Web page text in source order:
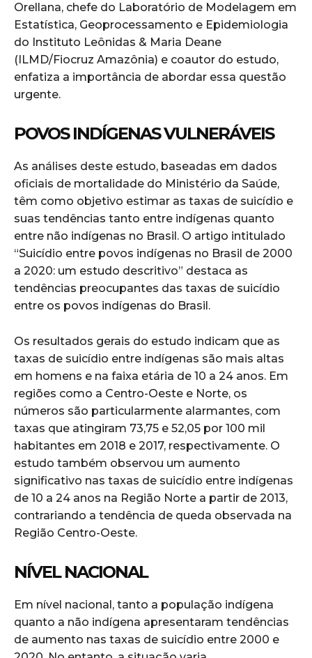
Orellana, chefe do Laboratório de Modelagem em
Estatística, Geoprocessamento e Epidemiologia
do Instituto Leônidas & Maria Deane
(ILMD/Fiocruz Amazônia) e coautor do estudo,
enfatiza a importância de abordar essa questão
urgente.
POVOS INDÍGENAS VULNERÁVEIS
As análises deste estudo, baseadas em dados
oficiais de mortalidade do Ministério da Saúde,
têm como objetivo estimar as taxas de suicídio e
suas tendências tanto entre indígenas quanto
entre não indígenas no Brasil. O artigo intitulado
“Suicídio entre povos indígenas no Brasil de 2000
a 2020: um estudo descritivo” destaca as
tendências preocupantes das taxas de suicídio
entre os povos indígenas do Brasil.
Os resultados gerais do estudo indicam que as
taxas de suicídio entre indígenas são mais altas
em homens e na faixa etária de 10 a 24 anos. Em
regiões como a Centro-Oeste e Norte, os
números são particularmente alarmantes, com
taxas que atingiram 73,75 e 52,05 por 100 mil
habitantes em 2018 e 2017, respectivamente. O
estudo também observou um aumento
significativo nas taxas de suicídio entre indígenas
de 10 a 24 anos na Região Norte a partir de 2013,
contrariando a tendência de queda observada na
Região Centro-Oeste.
NÍVEL NACIONAL
Em nível nacional, tanto a população indígena
quanto a não indígena apresentaram tendências
de aumento nas taxas de suicídio entre 2000 e